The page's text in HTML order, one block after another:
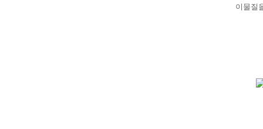
이물질